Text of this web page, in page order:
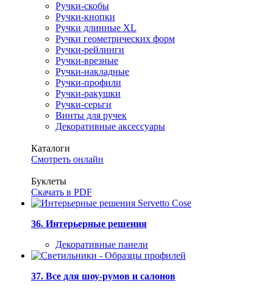
Ручки-скобы
Ручки-кнопки
Ручки длинные XL
Ручки геометрических форм
Ручки-рейлинги
Ручки-врезные
Ручки-накладные
Ручки-профили
Ручки-ракушки
Ручки-серьги
Винты для ручек
Декоративные аксессуары
Каталоги
Смотреть онлайн
Буклеты
Скачать в PDF
36. Интерьерные решения
Декоративные панели
37. Все для шоу-румов и салонов